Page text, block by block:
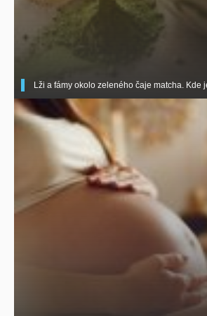
Lži a fámy okolo zeleného čaje matcha. Kde